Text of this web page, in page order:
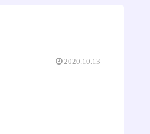
2020.10.13